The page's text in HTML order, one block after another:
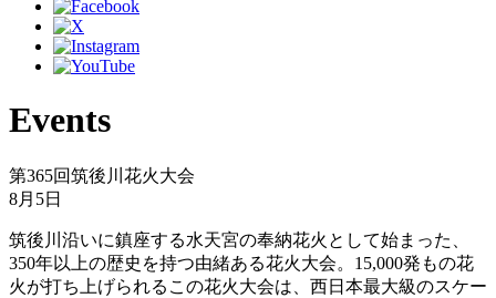
Events
第365回筑後川花火大会
8月5日
筑後川沿いに鎮座する水天宮の奉納花火として始まった、
350年以上の歴史を持つ由緒ある花火大会。15,000発もの花
火が打ち上げられるこの花火大会は、西日本最大級のスケー